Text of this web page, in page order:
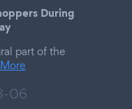
During
part of the
06